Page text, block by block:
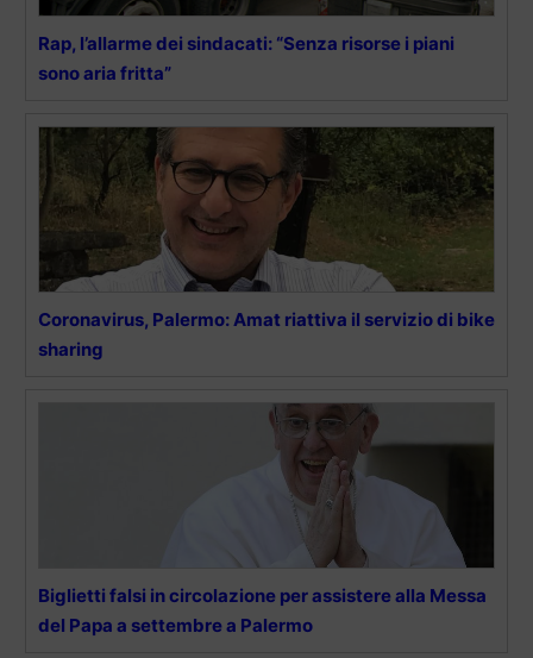
Rap, l’allarme dei sindacati: “Senza risorse i piani
sono aria fritta”
Coronavirus, Palermo: Amat riattiva il servizio di bike
sharing
Biglietti falsi in circolazione per assistere alla Messa
del Papa a settembre a Palermo